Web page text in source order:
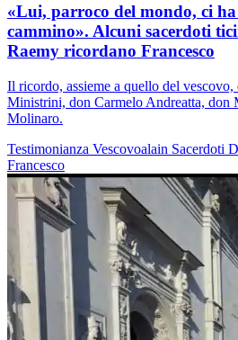
«Lui, parroco del mondo, ci
cammino». Alcuni sacerdoti
Raemy ricordano Francesco
Il ricordo, assieme a quello del
Ministrini, don Carmelo Andreatta, don
Molinaro.
Testimonianza Vescovoalain Sacerdoti
Francesco